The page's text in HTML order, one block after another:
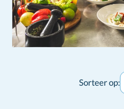
Sorteer op: